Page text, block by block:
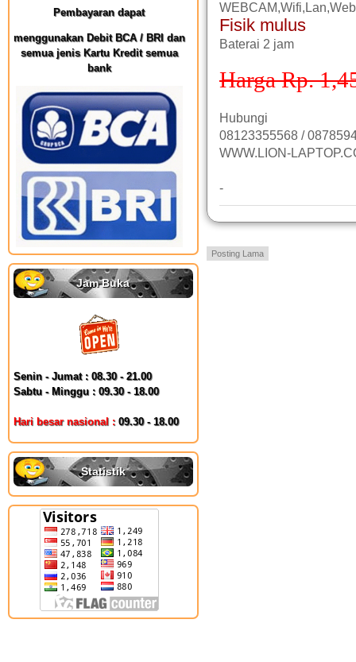
Pembayaran dapat
menggunakan Debit BCA / BRI dan
semua jenis Kartu Kredit semua
bank
Jam Buka
Senin - Jumat : 08.30 - 21.00
Sabtu - Minggu : 09.30 - 18.00
Hari besar nasional : 09.30 - 18.00
Statistik
Fisik mulus
Baterai 2 jam
Harga Rp.
Hubungi
08123355568 /
WWW.LION-
-
Posting Lama